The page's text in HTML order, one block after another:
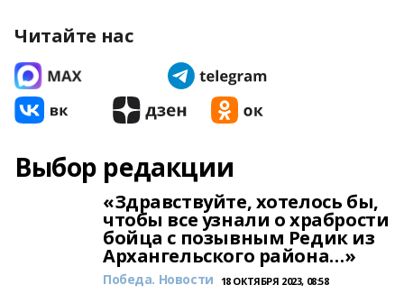
Читайте нас
Выбор редакции
«Здравствуйте, хотелось бы,
чтобы все узнали о храбрости
бойца с позывным Редик из
Архангельского района…»
Победа. Новости 18 ОКТЯБРЯ 2023, 08:58